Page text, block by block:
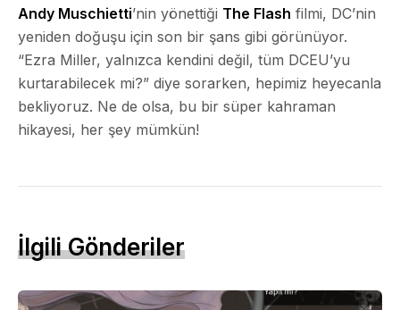
Andy Muschietti’nin yönettiği The Flash filmi, DC’nin
yeniden doğuşu için son bir şans gibi görünüyor.
“Ezra Miller, yalnızca kendini değil, tüm DCEU’yu
kurtarabilecek mi?” diye sorarken, hepimiz heyecanla
bekliyoruz. Ne de olsa, bu bir süper kahraman
hikayesi, her şey mümkün!
İlgili Gönderiler